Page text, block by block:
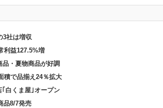
3社は増収
利益127.5%増
・夏物商品が好調
積で品揃え24％拡大
白くま屋｣オープン
品8/7発売